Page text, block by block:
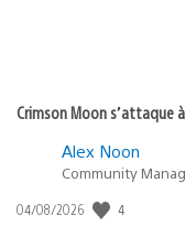
Crimson Moon s’attaque
Alex Noon
Community
Date
04/08/2026 4